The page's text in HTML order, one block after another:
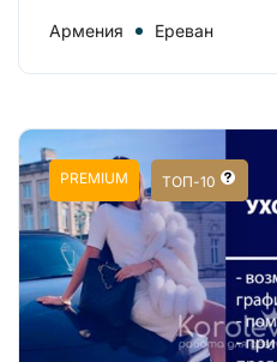
Армения Ереван
PREMIUM ТОП-10